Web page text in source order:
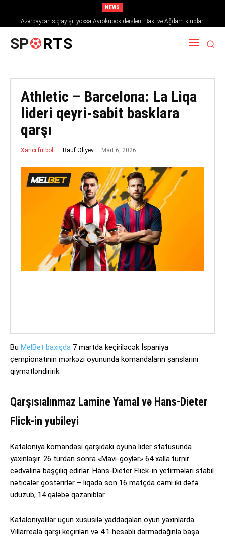
NEWS
Azərbaycan sıçrayışı, yoxsa Avrokubok dərsləri: Bakı və Ağdam klubları
2026/27 mövsümündə Avropanı necə fəth edir
SP RTS
Athletic – Barcelona: La Liqa
lideri qeyri-sabit basklara
qarşı
Xarici futbol Rauf Əliyev Mart 6, 2026
Bu MelBet baxışda 7 martda keçiriləcək İspaniya
çempionatının mərkəzi oyununda komandaların şanslarını
qiymətləndiririk.
Qarşısıalınmaz Lamine Yamal və Hans-Dieter
Flick-in yubileyi
Kataloniya komandası qarşıdakı oyuna lider statusunda
yaxınlaşır. 26 turdan sonra «Mavi-göylər» 64 xalla turnir
cədvəlinə başçılıq edirlər. Hans-Dieter Flick-in yetirmələri stabil
nəticələr göstərirlər – liqada son 16 matçda cəmi iki dəfə
uduzub, 14 qələbə qazanıblar.
Kataloniyalılar üçün xüsusilə yaddaqalan oyun yaxınlarda
Villarreala qarşı keçirilən və 4:1 hesablı darmadağınla başa